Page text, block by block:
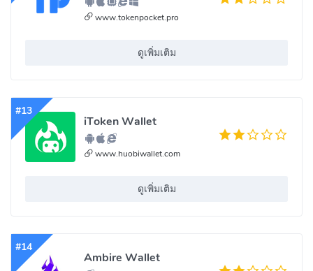
www.tokenpocket.pro
ดูเพิ่มเติม
#13
iToken Wallet
www.huobiwallet.com
ดูเพิ่มเติม
#14
Ambire Wallet